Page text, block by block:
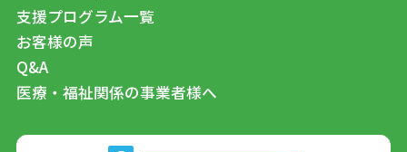
支援プログラム一覧
お客様の声
Q&A
医療・福祉関係の事業者様へ